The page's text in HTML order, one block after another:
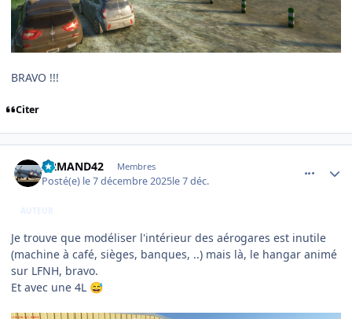
BRAVO !!!
Citer
ARMAND42 Membres
Posté(e) le 7 décembre 2025le 7 déc.
AUTEUR
Je trouve que modéliser l'intérieur des aérogares est inutile
(machine à café, sièges, banques, ..) mais là, le hangar animé
sur LFNH, bravo.
Et avec une 4L 😅